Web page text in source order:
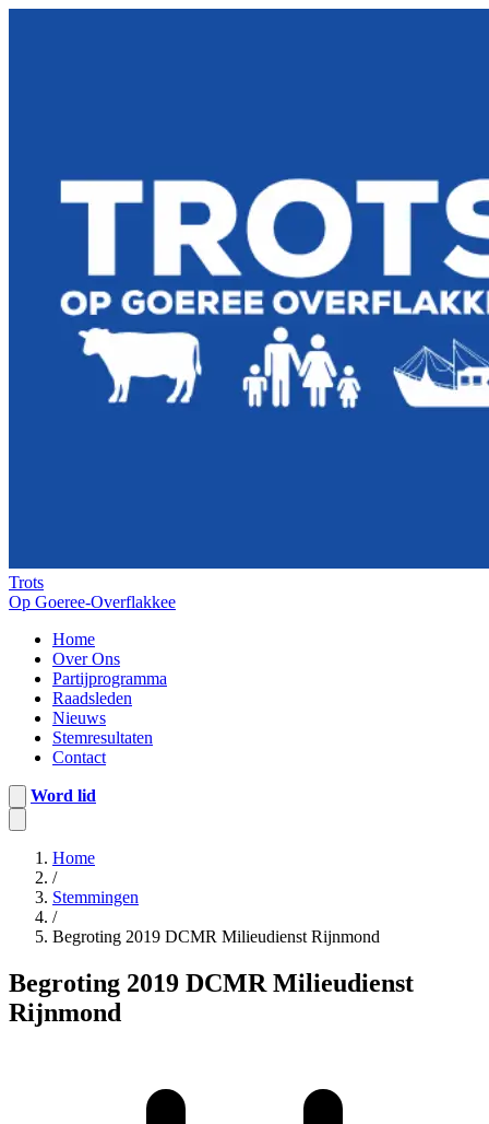
Trots
Op Goeree-Overflakkee
Home
Over Ons
Partijprogramma
Raadsleden
Nieuws
Stemresultaten
Contact
Word lid
Home
/
Stemmingen
/
Begroting 2019 DCMR Milieudienst Rijnmond
Begroting 2019 DCMR Milieudienst
Rijnmond